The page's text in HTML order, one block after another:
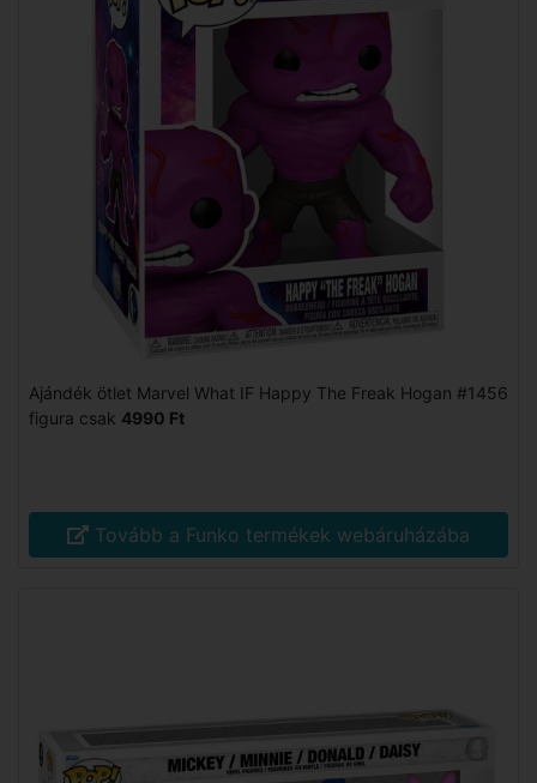
Ajándék ötlet Marvel What IF Happy The Freak Hogan #1456
figura csak 4990 Ft
Tovább a Funko termékek webáruházába